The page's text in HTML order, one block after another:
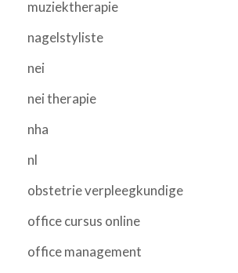
muziektherapie
nagelstyliste
nei
nei therapie
nha
nl
obstetrie verpleegkundige
office cursus online
office management